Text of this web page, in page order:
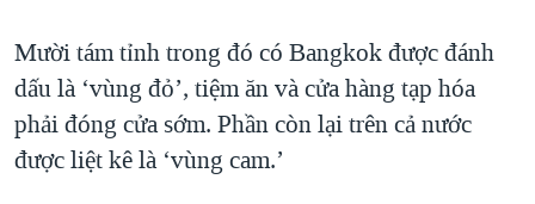
Mười tám tỉnh trong đó có Bangkok được đánh
dấu là ‘vùng đỏ’, tiệm ăn và cửa hàng tạp hóa
phải đóng cửa sớm. Phần còn lại trên cả nước
được liệt kê là ‘vùng cam.’